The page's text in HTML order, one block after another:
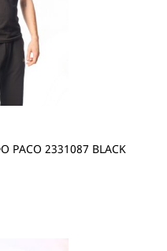
PACO 2331087 BLACK